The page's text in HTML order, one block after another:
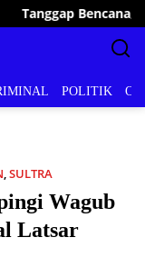
Kunjungi dan
POLITIK
,SULTRA
Wagub
Latsar